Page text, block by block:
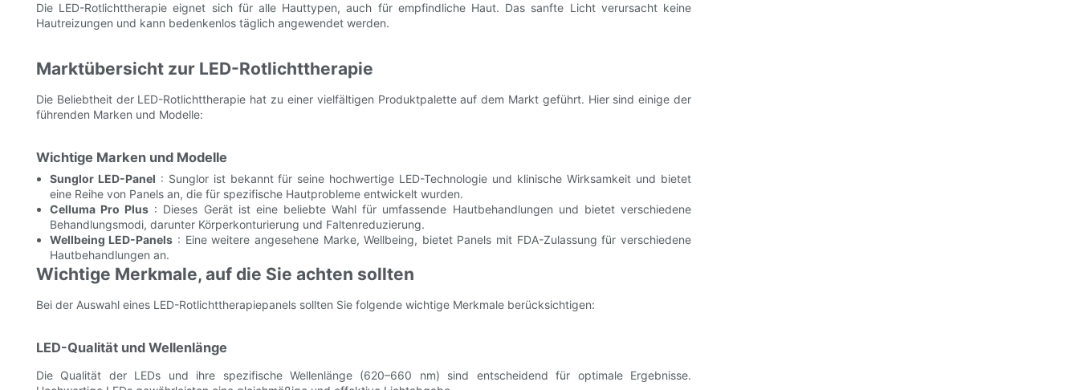
Die LED-Rotlichttherapie eignet sich für alle Hauttypen, auch für empfindliche Haut. Das sanfte Licht verursacht keine
Hautreizungen und kann bedenkenlos täglich angewendet werden.
Marktübersicht zur LED-Rotlichttherapie
Die Beliebtheit der LED-Rotlichttherapie hat zu einer vielfältigen Produktpalette auf dem Markt geführt. Hier sind einige der
führenden Marken und Modelle:
Wichtige Marken und Modelle
Sunglor LED-Panel : Sunglor ist bekannt für seine hochwertige LED-Technologie und klinische Wirksamkeit und bietet
eine Reihe von Panels an, die für spezifische Hautprobleme entwickelt wurden.
Celluma Pro Plus : Dieses Gerät ist eine beliebte Wahl für umfassende Hautbehandlungen und bietet verschiedene
Behandlungsmodi, darunter Körperkonturierung und Faltenreduzierung.
Wellbeing LED-Panels : Eine weitere angesehene Marke, Wellbeing, bietet Panels mit FDA-Zulassung für verschiedene
Hautbehandlungen an.
Wichtige Merkmale, auf die Sie achten sollten
Bei der Auswahl eines LED-Rotlichttherapiepanels sollten Sie folgende wichtige Merkmale berücksichtigen:
LED-Qualität und Wellenlänge
Die Qualität der LEDs und ihre spezifische Wellenlänge (620–660 nm) sind entscheidend für optimale Ergebnisse.